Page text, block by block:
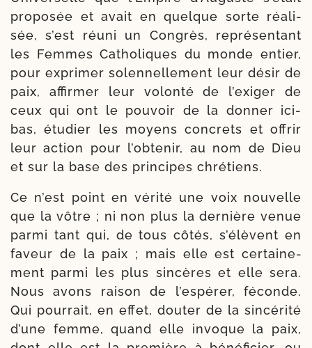
pro­po­sée et avait en quelque sorte réa­li­
sée, s’est réuni un Congrès, repré­sen­tant
les Femmes Catholiques du monde entier,
pour expri­mer solennelle­ment leur désir de
paix, affir­mer leur volon­té de l’exi­ger de
ceux qui ont le pou­voir de la don­ner ici-​
bas, étu­dier les moyens concrets et offrir
leur action pour l’ob­te­nir, au nom de Dieu
et sur la base des prin­cipes chrétiens.
Ce n’est point en véri­té une voix nou­velle
que la vôtre ; ni non plus la der­nière venue
par­mi tant qui, de tous côtés, s’élè­vent en
faveur de la paix ; mais elle est cer­tai­ne­
ment par­mi les plus sin­cères et elle sera.
Nous avons rai­son de l’es­pé­rer, fé­conde.
Qui pour­rait, en effet, dou­ter de la sin­cé­ri­té
d’une femme, quand elle invoque la paix,